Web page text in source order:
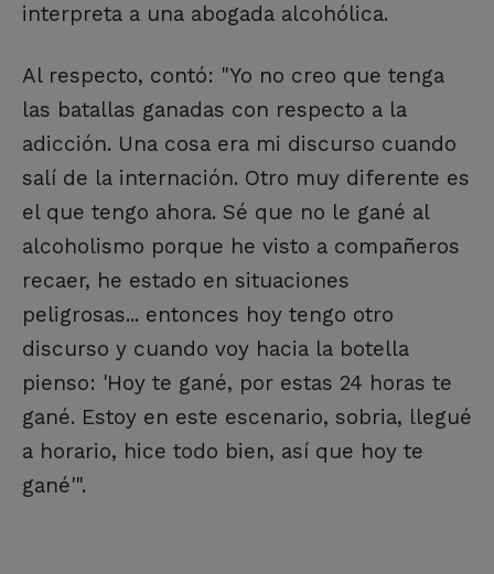
interpreta a una abogada alcohólica.
Al respecto, contó: "Yo no creo que tenga
las batallas ganadas con respecto a la
adicción. Una cosa era mi discurso cuando
salí de la internación. Otro muy diferente es
el que tengo ahora. Sé que no le gané al
alcoholismo porque he visto a compañeros
recaer, he estado en situaciones
peligrosas... entonces hoy tengo otro
discurso y cuando voy hacia la botella
pienso: 'Hoy te gané, por estas 24 horas te
gané. Estoy en este escenario, sobria, llegué
a horario, hice todo bien, así que hoy te
gané'".